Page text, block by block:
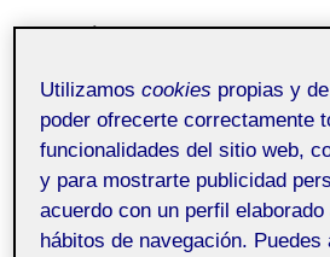
Este artículo busca comprender si
sociedad para devolverle algo
el imaginario colectivo.
¿Qué convierte una
cultura?
Utilizamoscookies propias y
poder ofrecerte correctamente
funcionalidades del sitio web,
y para mostrarte publicidad
acuerdo con un perfil
hábitos de navegación.